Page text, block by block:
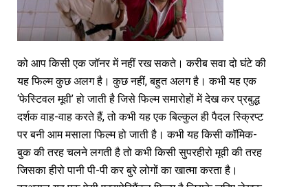
को आप किसी एक जॉनर में नहीं रख सकते। करीब सवा दो घंटे की
यह फिल्म कुछ अलग है। कुछ नहीं, बहुत अलग है। कभी यह एक
‘फेस्टिवल मूवी’ हो जाती है जिसे फिल्म समारोहों में देख कर प्रबुद्ध
दर्शक वाह-वाह करते हैं, तो कभी यह एक बिल्कुल ही पैदल स्क्रिप्ट
पर बनी आम मसाला फिल्म हो जाती है। कभी यह किसी कॉमिक-
बुक की तरह चलने लगती है तो कभी किसी सुपरहीरो मूवी की तरह
जिसका हीरो पानी पी-पी कर बुरे लोगों का खात्मा करता है।